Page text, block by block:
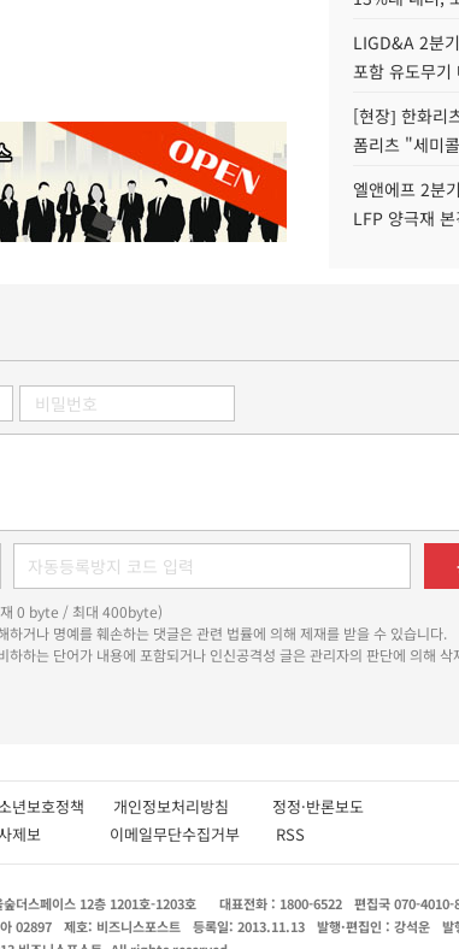
LIGD&A 2분
포함 유도무기
[현장] 한화리
폼리츠 "세미
엘앤에프 2분
LFP 양극재
재 0 byte / 최대 400byte)
하거나 명예를 훼손하는 댓글은 관련 법률에 의해 제재를 받을 수 있습니다.
하하는 단어가 내용에 포함되거나 인신공격성 글은 관리자의 판단에 의해 삭
년보호정책 개인정보처리방침 정정·반론보도
사제보 이메일무단수집거부 RSS
더스페이스 12층 1201호-1203호 대표전화 : 1800-6522 편집국 070-4010-
02897 제호: 비즈니스포스트 등록일: 2013.11.13 발행·편집인 : 강석운 발